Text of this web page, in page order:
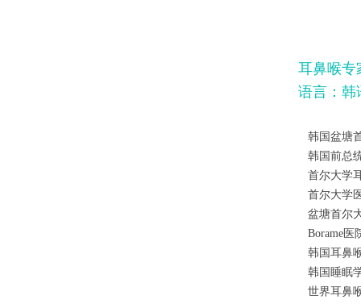
耳鼻喉专
语言：韩
韩国盆塘
 韩国前总
 首尔大学
 首尔大
 盆塘首尔
 Borame
 韩国耳鼻
 韩国睡眠
 世界耳